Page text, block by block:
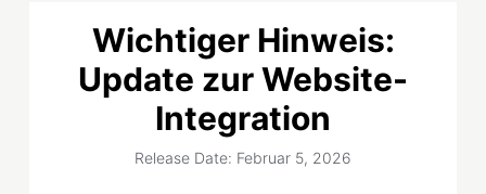
Wichtiger Hinweis:
Update zur Website-
Integration
Release Date: Februar 5, 2026